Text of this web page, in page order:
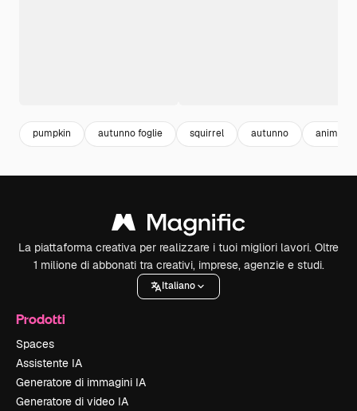
pumpkin autunno foglie squirrel autunno animali
La piattaforma creativa per realizzare i tuoi migliori lavori. Oltre
1 milione di abbonati tra creativi, imprese, agenzie e studi.
Italiano
Prodotti
Spaces
Assistente IA
Generatore di immagini IA
Generatore di video IA